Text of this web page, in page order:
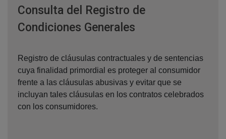
Consulta del Registro de
Condiciones Generales
Registro de cláusulas contractuales y de sentencias
cuya finalidad primordial es proteger al consumidor
frente a las cláusulas abusivas y evitar que se
incluyan tales cláusulas en los contratos celebrados
con los consumidores.